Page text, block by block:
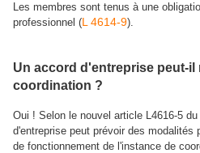
Les membres sont tenus à une
professionnel (L 4614-9).
Un accord d'entreprise peut-
coordination ?
Oui ! Selon le nouvel article L4616-5
d'entreprise peut prévoir des modalités
de fonctionnement de l'instance de